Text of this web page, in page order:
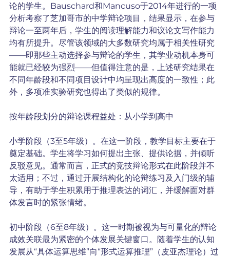
论的学生。Bauschard和Mancuso于2014年进行的一项
分析考察了芝加哥市的中学辩论项目，结果显示，在参与
辩论一至两年后，学生的阅读理解能力和议论文写作能力
均有所提升。尽管该领域的大多数研究均属于相关性研究
——即那些主动选择参与辩论的学生，其学业动机本身可
能就已经较为强烈——但值得注意的是，上述研究结果在
不同年龄段和不同项目设计中均呈现出高度的一致性；此
外，多项准实验研究也得出了类似的规律。
按年龄段划分的辩论课程益处：从小学到高中
小学阶段（3至5年级）。在这一阶段，教学目标主要在于
奠定基础。学生将学习如何提出主张、提供论据，并倾听
反驳意见。通常而言，正式的竞技辩论形式在此阶段并不
太适用；不过，通过开展结构化的论辩练习及入门级的辅
导，有助于学生积累用于推理表达的词汇，并缓解面对群
体发言时的紧张情绪。
初中阶段（6至8年级）。这一时期被视为与可量化的辩论
成效关联最为紧密的个体发展关键窗口。随着学生的认知
发展从“具体运算思维”向“形式运算推理”（皮亚杰理论）过